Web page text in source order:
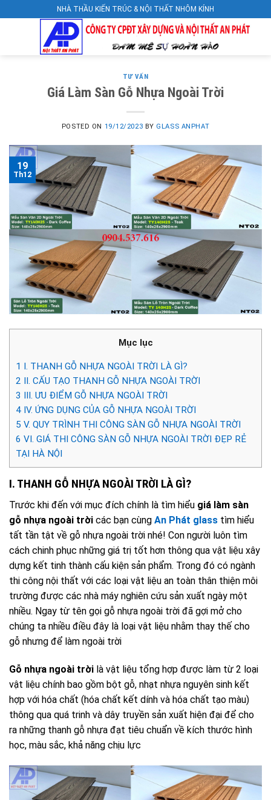
NHÀ THẦU KIẾN TRÚC & NỘI THẤT NHÔM KÍNH
TƯ VẤN
Giá Làm Sàn Gỗ Nhựa Ngoài Trời
POSTED ON 19/12/2023 BY GLASS ANPHAT
19
Th12
Mục lục
1
I. THANH GỖ NHỰA NGOÀI TRỜI LÀ GÌ?
2 II. CẤU TẠO THANH GỖ NHỰA NGOÀI TRỜI
3
III. ƯU ĐIỂM GỖ NHỰA NGOÀI TRỜI
4 IV. ỨNG DỤNG CỦA GỖ NHỰA NGOÀI TRỜI
5 V. QUY TRÌNH THI CÔNG SÀN GỖ NHỰA NGOÀI TRỜI
6 VI. GIÁ THI CÔNG SÀN GỖ NHỰA NGOÀI TRỜI ĐẸP RẺ
TẠI HÀ NỘI
I. THANH GỖ NHỰA NGOÀI TRỜI LÀ GÌ?
Trước khi đến với mục đích chính là tìm hiểu giá làm sàn
gỗ nhựa ngoài trời các bạn cùng An Phát glass tìm hiểu
tất tần tật về gỗ nhựa ngoài trời nhé! Con người luôn tìm
cách chinh phục những giá trị tốt hơn thông qua vật liệu xây
dựng kết tinh thành cấu kiện sản phẩm. Trong đó có ngành
thi công nội thất với các loại vật liệu an toàn thân thiện môi
trường được các nhà máy nghiên cứu sản xuất ngày một
nhiều. Ngay từ tên gọi gỗ nhựa ngoài trời đã gợi mở cho
chúng ta nhiều điều đây là loại vật liệu nhằm thay thế cho
gỗ nhưng để làm ngoài trời
Gỗ nhựa ngoài trời là vật liệu tổng hợp được làm từ 2 loại
vật liệu chính bao gồm bột gỗ, nhạt nhựa nguyên sinh kết
hợp với hóa chất (hóa chất kết dính và hóa chất tạo màu)
thông qua quá trinh và dây truyền sản xuất hiện đại để cho
ra những thanh gỗ nhựa đạt tiêu chuẩn về kích thước hình
học, màu sắc, khả năng chịu lực